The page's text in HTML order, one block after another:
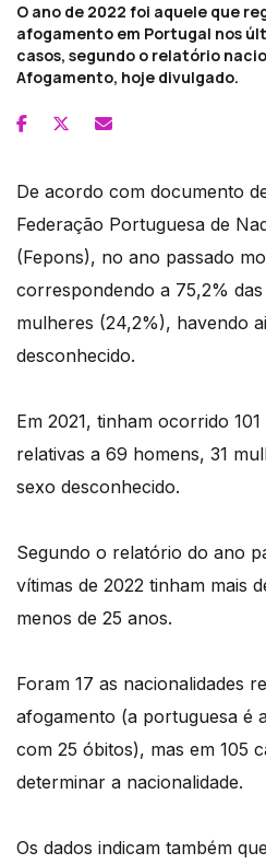
O ano de 2022 foi aquele que
afogamento em Portugal nos
casos, segundo o relatório
Afogamento, hoje divulgado.
De acordo com documento
Federação Portuguesa de
(Fepons), no ano passado
correspondendo a 75,2%
mulheres (24,2%), havendo
desconhecido.
Em 2021, tinham ocorrido
relativas a 69 homens, 31
sexo desconhecido.
Segundo o relatório do ano
vítimas de 2022 tinham mais
menos de 25 anos.
Foram 17 as nacionalidades
afogamento (a portuguesa é
com 25 óbitos), mas em 105
determinar a nacionalidade.
Os dados indicam também